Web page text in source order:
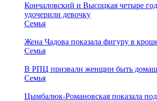
Кончаловский и Высоцкая четыре
удочерили девочку
Семья
Жена Чадова показала фигуру в
Семья
В РПЦ призвали женщин быть
Семья
Цымбалюк-Романовская показала